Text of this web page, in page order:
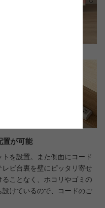
置が可能
を設置。また側面にコード
ビ台裏を壁にピッタリ寄せ
ことなく、ホコリやゴミの
けているので、コードのご